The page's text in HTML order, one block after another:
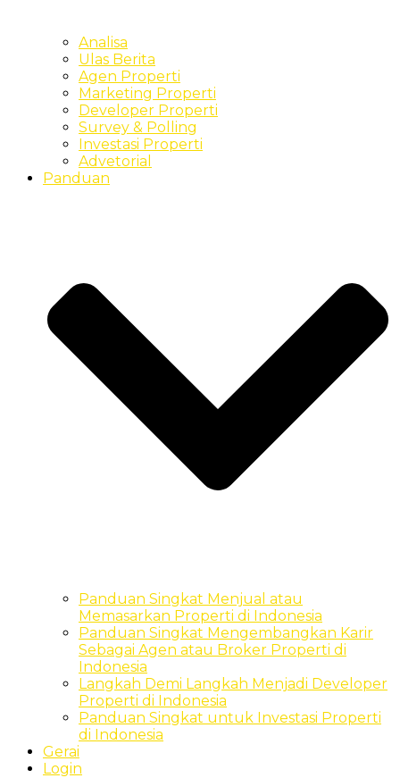
Analisa
Ulas Berita
Agen Properti
Marketing Properti
Developer Properti
Survey & Polling
Investasi Properti
Advetorial
Panduan
Panduan Singkat Menjual atau
Memasarkan Properti di Indonesia
Panduan Singkat Mengembangkan Karir
Sebagai Agen atau Broker Properti di
Indonesia
Langkah Demi Langkah Menjadi Developer
Properti di Indonesia
Panduan Singkat untuk Investasi Properti
di Indonesia
Gerai
Login